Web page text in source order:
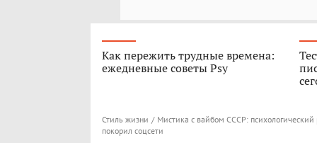
Как пережить трудные времена:
ежедневные советы Psy
Стиль жизни / Мистика с вайбом СССР: психологический
покорил соцсети